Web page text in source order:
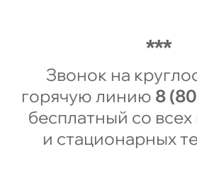
Звонок на
горячую линию 8
бесплатный со
и стационарных